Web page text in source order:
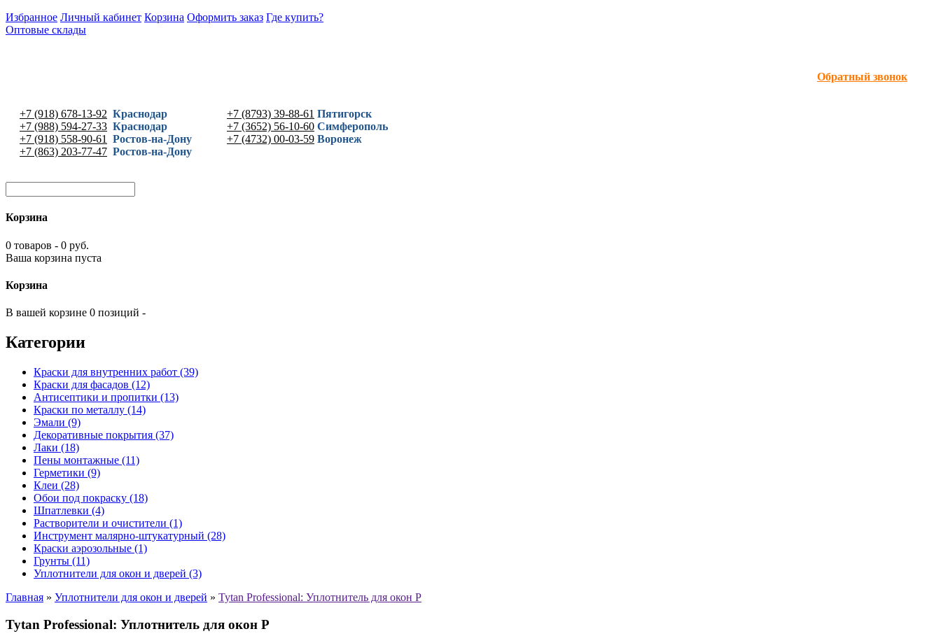
Избранное Личный кабинет Корзина Оформить заказ Где купить?
Оптовые склады
Обратный звонок
+7 (918) 678-13-92 Краснодар
+7 (988) 594-27-33 Краснодар
+7 (918) 558-90-61
Ростов-на-Дону
+7 (863) 203-77-47 Ростов-на-Дону
+7 (8793) 39-88-61 Пятигорск
+7 (3652) 56-10-60 Симферополь
+7 (4732) 00-03-59 Воронеж
Корзина
0 товаров - 0 руб.
Ваша корзина пуста
Корзина
В вашей корзине 0 позиций -
Категории
Краски для внутренних работ (39)
Краски для фасадов (12)
Антисептики и пропитки (13)
Краски по металлу (14)
Эмали (9)
Декоративные покрытия (37)
Лаки (18)
Пены монтажные (11)
Герметики (9)
Клеи (28)
Обои под покраску (18)
Шпатлевки (4)
Растворители и очистители (1)
Инструмент малярно-штукатурный (28)
Краски аэрозольные (1)
Грунты (11)
Уплотнители для окон и дверей (3)
Главная » Уплотнители для окон и дверей » Tytan Professional: Уплотнитель для окон P
Tytan Professional: Уплотнитель для окон P